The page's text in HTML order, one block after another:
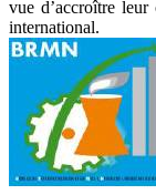
vue d’accroître
international.